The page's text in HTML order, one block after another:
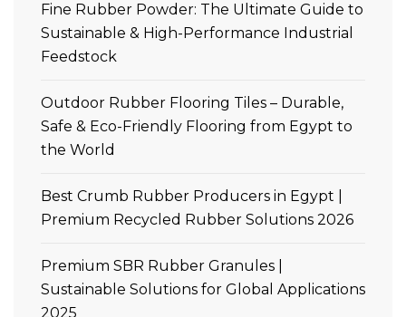
Fine Rubber Powder: The Ultimate Guide to
Sustainable & High-Performance Industrial
Feedstock
Outdoor Rubber Flooring Tiles – Durable,
Safe & Eco-Friendly Flooring from Egypt to
the World
Best Crumb Rubber Producers in Egypt |
Premium Recycled Rubber Solutions 2026
Premium SBR Rubber Granules |
Sustainable Solutions for Global Applications
2025